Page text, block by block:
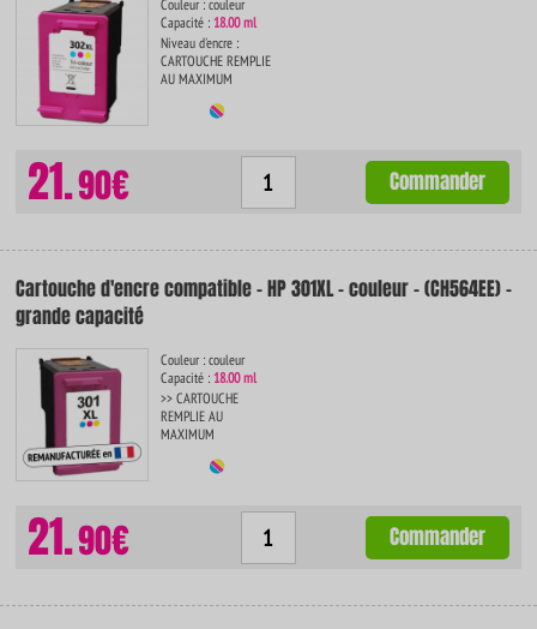
Couleur : couleur
Capacité : 18.00 ml
Niveau d'encre :
CARTOUCHE REMPLIE
AU MAXIMUM
21.90€ Commander
Cartouche d'encre compatible - HP 301XL - couleur - (CH564EE) -
grande capacité
Couleur : couleur
Capacité : 18.00 ml
>> CARTOUCHE
REMPLIE AU
MAXIMUM
21.90€ Commander